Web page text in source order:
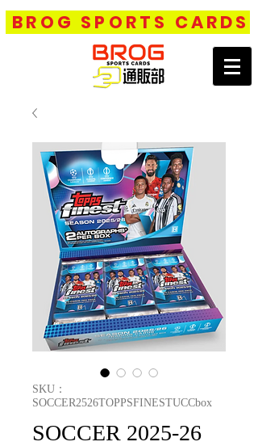
BROG SPORTS CARDS
SKU：
SOCCER2526TOPPSFINESTUCCbox
SOCCER 2025-26